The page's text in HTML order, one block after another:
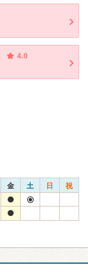
4.0
金 土 日 祝